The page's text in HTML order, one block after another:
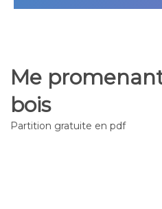
Me
bois
Partition gratuite en pdf